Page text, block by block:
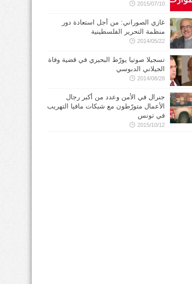
2015/07/10
غازي الصوراني: من أجل استعادة دور
منظمة التحرير الفلسطينية
2014/05/22
تسجيلا صوتيا يورّط البحيري في قضية وفاة
الجيلاني الدبوسي
2014/08/28
جنرال في الأمن وعدد من أكبر رجال
الأعمال متورّطون مع شبكات مافيا التهريب
في تونس
2015/10/12